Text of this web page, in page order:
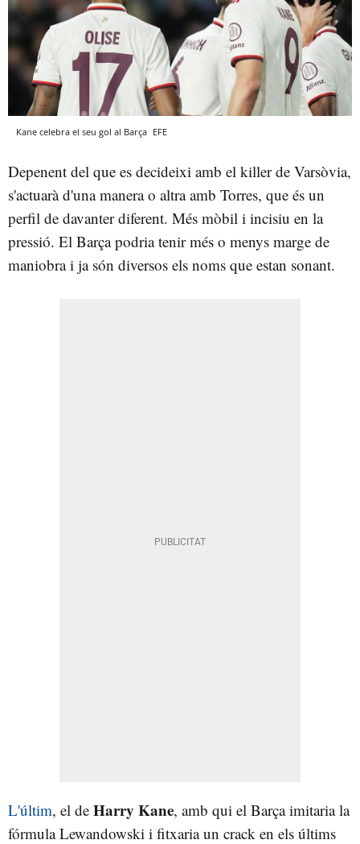
Kane celebra el seu gol al Barça EFE
Depenent del que es decideixi amb el killer de Varsòvia,
s'actuarà d'una manera o altra amb Torres, que és un
perfil de davanter diferent. Més mòbil i incisiu en la
pressió. El Barça podria tenir més o menys marge de
maniobra i ja són diversos els noms que estan sonant.
L'últim, el de Harry Kane, amb qui el Barça imitaria la
fórmula Lewandowski i fitxaria un crack en els últims